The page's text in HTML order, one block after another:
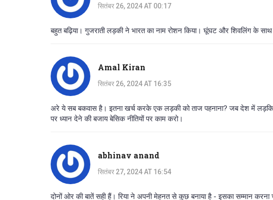
सितंबर 26, 2024 AT 00:17
बहुत बढ़िया। गुजराती लड़की ने भारत का नाम रोशन किया। घूंघट और शिवलिंग के
Amal Kiran
सितंबर 26, 2024 AT 16:35
अरे ये सब बकवास है। इतना खर्च करके एक लड़की को ताज पहनाना? जब देश में
पर ध्यान देने की बजाय बेसिक नीतियों पर काम करो।
abhinav anand
सितंबर 27, 2024 AT 16:54
दोनों ओर की बातें सही हैं। रिया ने अपनी मेहनत से कुछ बनाया है - इसका सम्मान